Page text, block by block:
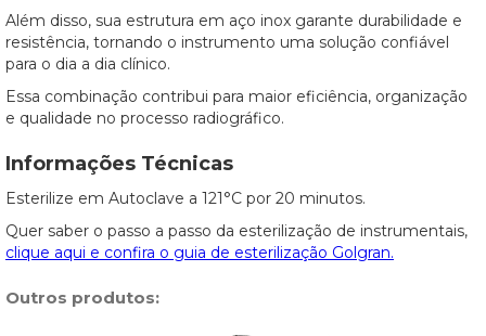
Além disso, sua estrutura em aço inox garante durabilidade e
resistência, tornando o instrumento uma solução confiável
para o dia a dia clínico.
Essa combinação contribui para maior eficiência, organização
e qualidade no processo radiográfico.
Informações Técnicas
Esterilize em Autoclave a 121°C por 20 minutos.
Quer saber o passo a passo da esterilização de instrumentais,
clique aqui e confira o guia de esterilização Golgran.
Outros produtos: